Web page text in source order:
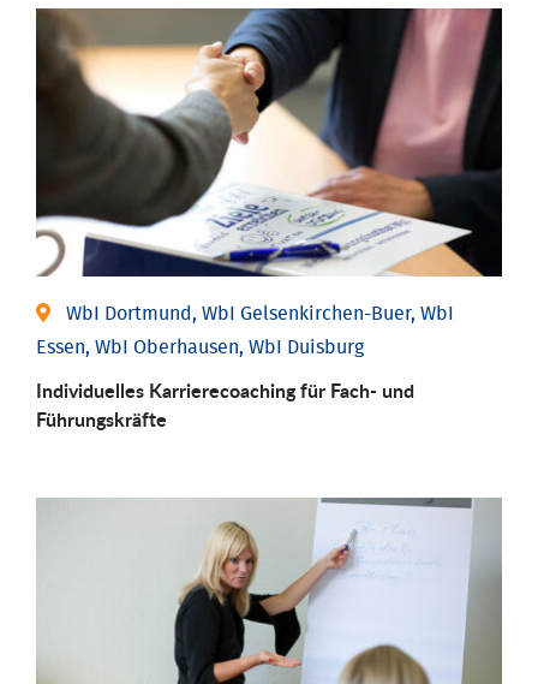
WbI Dortmund, WbI Gelsenkirchen-Buer, WbI
Essen, WbI Oberhausen, WbI Duisburg
Individu­elles Karrierecoaching für Fach-­ und
Führungs­kräfte